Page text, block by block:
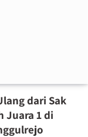
dari Sak
Juara 1 di